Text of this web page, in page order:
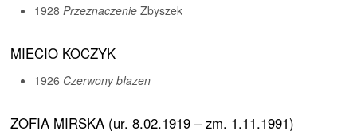
1928Przeznaczenie Zbyszek
MIECIO KOCZYK
1926 Czerwony błazen
ZOFIA MIRSKA (ur. 8.02.1919 – zm. 1.11.1991)